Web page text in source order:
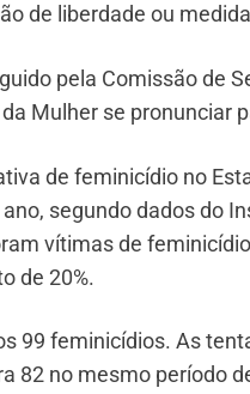
de liberdade ou
pela Comissão de
Mulher se pronunciar
de feminicídio no
segundo dados do
vítimas de
de 20%.
99 feminicídios. As
82 no mesmo período